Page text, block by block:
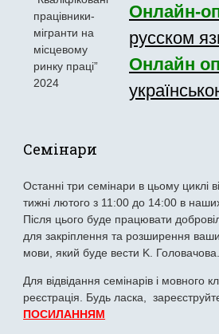
Онлайн-
русском
Онлайн
Семiнари
Останні три семінари в цьому циклі
тижні лютого з 11:00 до 14:00 в
Після цього буде працювати
для закріплення та розширення
мови, який буде вести K. Головачова.
Для відвідання семінарів і мовного
реєстрація. Будь ласка,
ПОСИЛАННЯМ